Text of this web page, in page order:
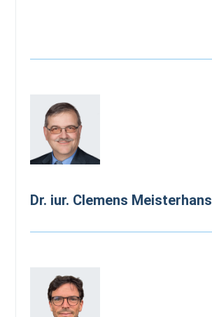
Dr. iur. Clemens Meisterhans